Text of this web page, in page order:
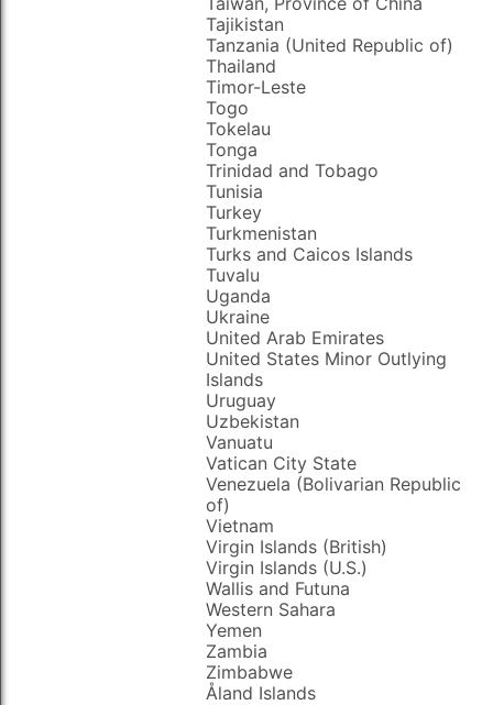
Tajikistan
Tanzania (United Republic of)
Thailand
Timor-Leste
Togo
Tokelau
Tonga
Trinidad and Tobago
Tunisia
Turkey
Turkmenistan
Turks and Caicos Islands
Tuvalu
Uganda
Ukraine
United Arab Emirates
United States Minor Outlying
Islands
Uruguay
Uzbekistan
Vanuatu
Vatican City State
Venezuela (Bolivarian Republic
of)
Vietnam
Virgin Islands (British)
Virgin Islands (U.S.)
Wallis and Futuna
Western Sahara
Yemen
Zambia
Zimbabwe
Åland Islands